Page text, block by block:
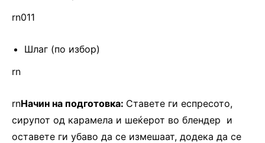
rn011
Шлаг (по избор)
rn
rnНачин на подготовка: Ставете ги еспресото,
сирупот од карамела и шеќерот во блендер и
оставете ги убаво да се измешаат, додека да се